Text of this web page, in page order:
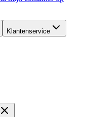
Klantenservice